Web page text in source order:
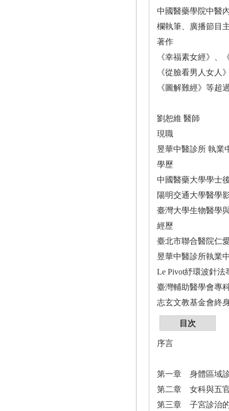
中國醫藥學院中醫
欄執筆、廣播節目
著作
《幸福素女經》
《從臉看男人女人
《圖解難經》等超
劉恕維 醫師
現職
昱華中醫診所 執業
學歷
中國醫藥大學學士
陽明交通大學醫學
臺灣大學生物醫學
經歷
臺北市聯合醫院仁
昱華中醫診所執業
Le Pivot紓環波針法
臺灣輔助醫學會專
志玄文教基金會終
目次
序言
第一章 身體區域
第二章 女科與五
第三章 子宮診治